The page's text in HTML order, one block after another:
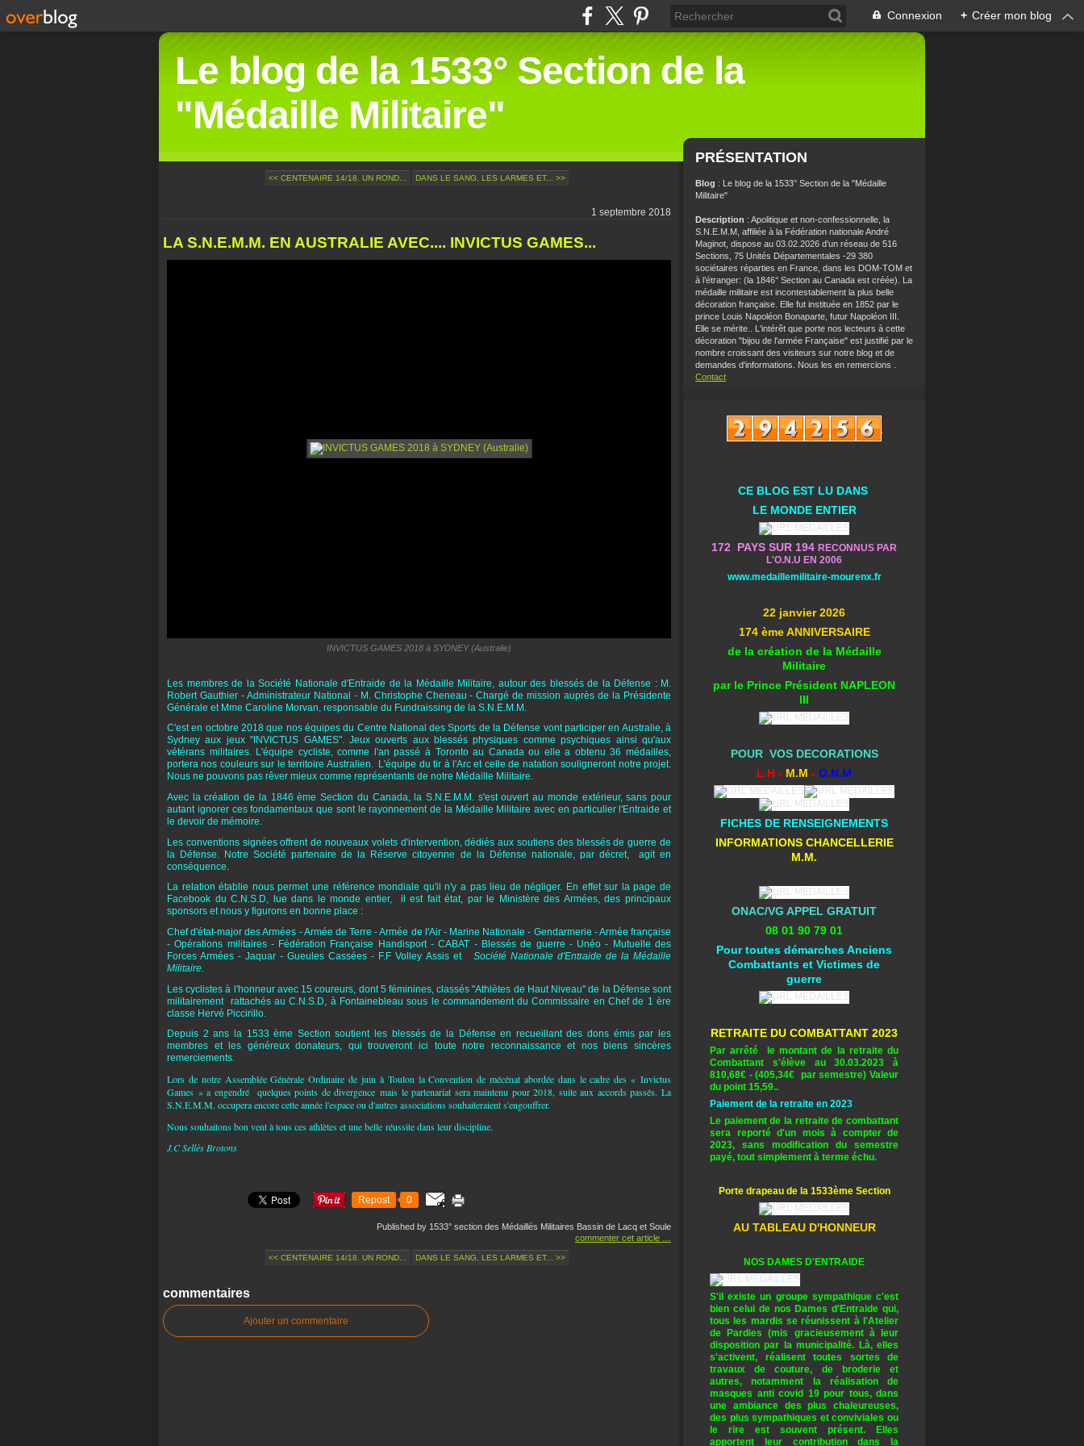
Connexion + Créer mon blog
Le blog de la 1533° Section de la
"Médaille Militaire"
<< CENTENAIRE 14/18. UN ROND... DANS LE SANG, LES LARMES ET... >>
1 septembre 2018
LA S.N.E.M.M. EN AUSTRALIE AVEC.... INVICTUS GAMES...
INVICTUS GAMES 2018 à SYDNEY (Australie)
Les membres de la Société Nationale d'Entraide de la Médaille Militaire, autour des blessés de la Défense : M.
Robert Gauthier - Administrateur National - M. Christophe Cheneau - Chargé de mission auprès de la Présidente
Générale et Mme Caroline Morvan, responsable du Fundraissing de la S.N.E.M.M.
C'est en octobre 2018 que nos équipes du Centre National des Sports de la Défense vont participer en Australie, à
Sydney aux jeux "INVICTUS GAMES". Jeux ouverts aux blessés physiques comme psychiques ainsi qu'aux
vétérans militaires. L'équipe cycliste, comme l'an passé à Toronto au Canada ou elle a obtenu 36 médailles,
portera nos couleurs sur le territoire Australien. L'équipe du tir à l'Arc et celle de natation souligneront notre projet.
Nous ne pouvons pas rêver mieux comme représentants de notre Médaille Militaire.
Avec la création de la 1846 ème Section du Canada, la S.N.E.M.M. s'est ouvert au monde extérieur, sans pour
autant ignorer ces fondamentaux que sont le rayonnement de la Médaille Militaire avec en particulier l'Entraide et
le devoir de mémoire.
Les conventions signées offrent de nouveaux volets d'intervention, dédiés aux soutiens des blessés de guerre de
la Défense. Notre Société partenaire de la Réserve citoyenne de la Défense nationale, par décret, agit en
conséquence.
La relation établie nous permet une référence mondiale qu'il n'y a pas lieu de négliger. En effet sur la page de
Facebook du C.N.S.D, lue dans le monde entier, il est fait état, par le Ministère des Armées, des principaux
sponsors et nous y figurons en bonne place :
Chef d'état-major des Armées - Armée de Terre - Armée de l'Air - Marine Nationale - Gendarmerie - Armée française
- Opérations militaires - Fédération Française Handisport - CABAT - Blessés de guerre - Unéo - Mutuelle des
Forces Armées - Jaquar - Gueules Cassées - F.F Volley Assis et Société Nationale d'Entraide de la Médaille
Militaire.
Les cyclistes à l'honneur avec 15 coureurs, dont 5 féminines, classés "Athlètes de Haut Niveau" de la Défense sont
militairement rattachés au C.N.S.D, à Fontainebleau sous le commandement du Commissaire en Chef de 1 ère
classe Hervé Piccirillo.
Depuis 2 ans la 1533 ème Section soutient les blessés de la Défense en recueillant des dons émis par les
membres et les généreux donateurs, qui trouveront ici toute notre reconnaissance et nos biens sincères
remerciements.
Lors de notre Assemblée Générale Ordinaire de juin à Toulon la Convention de mécénat abordée dans le cadre des « Invictus
Games » a engendré quelques points de divergence mais le partenariat sera maintenu pour 2018, suite aux accords passés. La
S.N.E.M.M. occupera encore cette année l'espace ou d'autres associations souhaiteraient s'engouffrer.
Nous souhaitons bon vent à tous ces athlètes et une belle réussite dans leur discipline.
J.C Sellès Brotons
Repost 0
Published by 1533° section des Médaillés Militaires Bassin de Lacq et Soule
commenter cet article
<< CENTENAIRE 14/18. UN ROND... DANS LE SANG, LES LARMES ET... >>
commentaires
Ajouter un commentaire
PRÉSENTATION
Blog : Le blog de la 1533° Section de la "Médaille
Militaire"
Description : Apolitique et non-confessionnelle, la
S.N.E.M.M, affiliée à la Fédération nationale André
Maginot, dispose au 03.02.2026 d’un réseau de 516
Sections, 75 Unités Départementales -29 380
sociétaires réparties en France, dans les DOM-TOM et
à l’étranger: (la 1846° Section au Canada est créée). La
médaille militaire est incontestablement la plus belle
décoration française. Elle fut instituée en 1852 par le
prince Louis Napoléon Bonaparte, futur Napoléon III.
Elle se mérite.. L'intérêt que porte nos lecteurs à cette
décoration "bijou de l'armée Française" est justifié par le
nombre croissant des visiteurs sur notre blog et de
demandes d'informations. Nous les en remercions .
Contact
CE BLOG EST LU DANS
LE MONDE ENTIER
172 PAYS SUR 194 RECONNUS PAR
L'O.N.U EN 2006
www.medaillemilitaire-mourenx.fr
22 janvier 2026
174 ème ANNIVERSAIRE
de la création de la Médaille
Militaire
par le Prince Président NAPLEON
III
POUR VOS DECORATIONS
L.H - M.M - O.N.M
FICHES DE RENSEIGNEMENTS
INFORMATIONS CHANCELLERIE
M.M.
ONAC/VG APPEL GRATUIT
08 01 90 79 01
Pour toutes démarches Anciens
Combattants et Victimes de
guerre
RETRAITE DU COMBATTANT 2023
Par arrêté le montant de la retraite du
Combattant s'élève au 30.03.2023 à
810,68€ - (405,34€ par semestre) Valeur
du point 15,59..
Paiement de la retraite en 2023
Le paiement de la retraite de combattant
sera reporté d'un mois à compter de
2023, sans modification du semestre
payé, tout simplement à terme échu.
Porte drapeau de la 1533ème Section
AU TABLEAU D'HONNEUR
NOS DAMES D'ENTRAIDE
S'il existe un groupe sympathique c'est
bien celui de nos Dames d'Entraide qui,
tous les mardis se réunissent à l'Atelier
de Pardies (mis gracieusement à leur
disposition par la municipalité. Là, elles
s'activent, réalisent toutes sortes de
travaux de couture, de broderie et
autres, notamment la réalisation de
masques anti covid 19 pour tous, dans
une ambiance des plus chaleureuses,
des plus sympathiques et conviviales ou
le rire est souvent présent. Elles
apportent leur contribution dans la